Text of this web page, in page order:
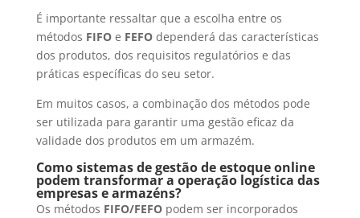
É importante ressaltar que a escolha entre os
métodos FIFO e FEFO dependerá das características
dos produtos, dos requisitos regulatórios e das
práticas específicas do seu setor.
Em muitos casos, a combinação dos métodos pode
ser utilizada para garantir uma gestão eficaz da
validade dos produtos em um armazém.
Como sistemas de gestão de estoque online
podem transformar a operação logística das
empresas e armazéns?
Os métodos FIFO/FEFOpodem ser incorporados